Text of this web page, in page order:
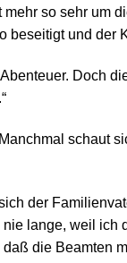
so sehr um
beseitigt und der
Doch
schaut
der
lange, weil
die Beamten